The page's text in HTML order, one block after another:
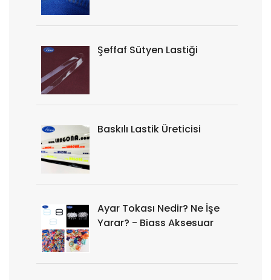
Şeffaf Sütyen Lastiği
Baskılı Lastik Üreticisi
Ayar Tokası Nedir? Ne İşe
Yarar? - Biass Aksesuar